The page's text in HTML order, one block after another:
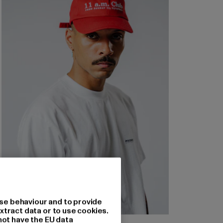
behaviour and to provide
data or to use cookies.
have the EU data